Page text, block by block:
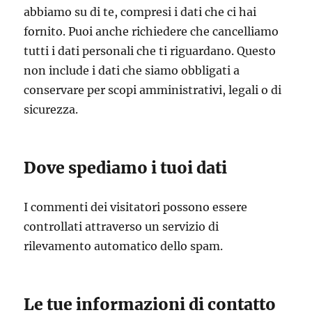
abbiamo su di te, compresi i dati che ci hai
fornito. Puoi anche richiedere che cancelliamo
tutti i dati personali che ti riguardano. Questo
non include i dati che siamo obbligati a
conservare per scopi amministrativi, legali o di
sicurezza.
Dove spediamo i tuoi dati
I commenti dei visitatori possono essere
controllati attraverso un servizio di
rilevamento automatico dello spam.
Le tue informazioni di contatto